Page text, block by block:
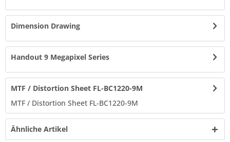
Dimension Drawing
Handout 9 Megapixel Series
MTF / Distortion Sheet FL-BC1220-9M
MTF / Distortion Sheet FL-BC1220-9M
Ähnliche Artikel